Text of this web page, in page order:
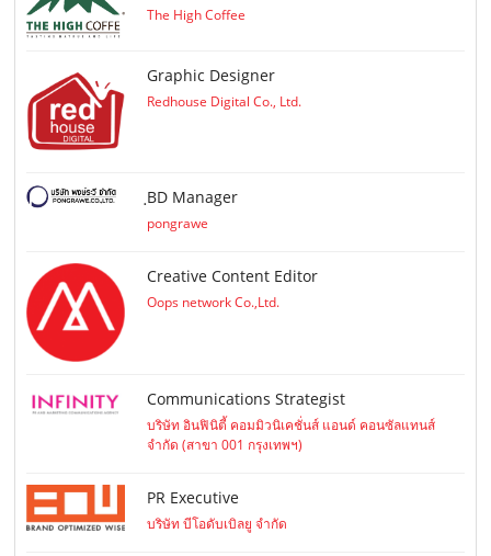
The High Coffee
Graphic Designer
Redhouse Digital Co., Ltd.
ฺBD Manager
pongrawe
Creative Content Editor
Oops network Co.,Ltd.
Communications Strategist
บริษัท อินฟินิตี้ คอมมิวนิเคชั่นส์ แอนด์ คอนซัลแทนส์
จำกัด (สาขา 001 กรุงเทพฯ)
PR Executive
บริษัท บีโอดับเบิลยู จำกัด